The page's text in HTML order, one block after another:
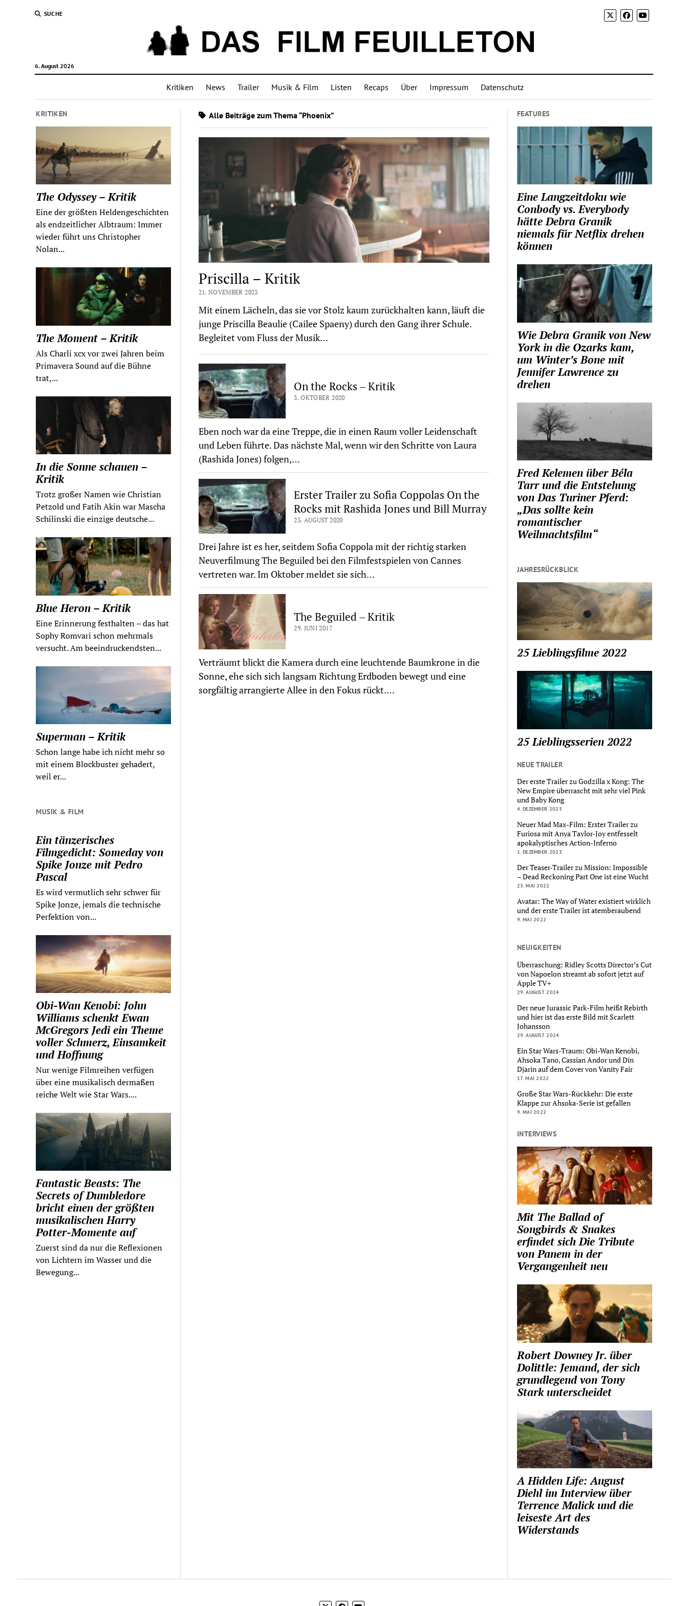
SUCHE
6. August 2026
Kritiken News Trailer Musik & Film Listen Recaps Über Impressum Datenschutz
KRITIKEN
The Odyssey – Kritik
Eine der größten Heldengeschichten
als endzeitlicher Albtraum: Immer
wieder führt uns Christopher
Nolan...
The Moment – Kritik
Als Charli xcx vor zwei Jahren beim
Primavera Sound auf die Bühne
trat,...
In die Sonne schauen –
Kritik
Trotz großer Namen wie Christian
Petzold und Fatih Akin war Mascha
Schilinski die einzige deutsche...
Blue Heron – Kritik
Eine Erinnerung festhalten – das hat
Sophy Romvari schon mehrmals
versucht. Am beeindruckendsten...
Superman – Kritik
Schon lange habe ich nicht mehr so
mit einem Blockbuster gehadert,
weil er...
MUSIK & FILM
Ein tänzerisches
Filmgedicht: Someday von
Spike Jonze mit Pedro
Pascal
Es wird vermutlich sehr schwer für
Spike Jonze, jemals die technische
Perfektion von...
Obi-Wan Kenobi: John
Williams schenkt Ewan
McGregors Jedi ein Theme
voller Schmerz, Einsamkeit
und Hoffnung
Nur wenige Filmreihen verfügen
über eine musikalisch dermaßen
reiche Welt wie Star Wars....
Fantastic Beasts: The
Secrets of Dumbledore
bricht einen der größten
musikalischen Harry
Potter-Momente auf
Zuerst sind da nur die Reflexionen
von Lichtern im Wasser und die
Bewegung...
Alle Beiträge zum Thema “Phoenix”
Priscilla – Kritik
21. NOVEMBER 2023
Mit einem Lächeln, das sie vor Stolz kaum zurückhalten kann, läuft die
junge Priscilla Beaulie (Cailee Spaeny) durch den Gang ihrer Schule.
Begleitet vom Fluss der Musik…
On the Rocks – Kritik
3. OKTOBER 2020
Eben noch war da eine Treppe, die in einen Raum voller Leidenschaft
und Leben führte. Das nächste Mal, wenn wir den Schritte von Laura
(Rashida Jones) folgen,…
Erster Trailer zu Sofia Coppolas On the
Rocks mit Rashida Jones und Bill Murray
23. AUGUST 2020
Drei Jahre ist es her, seitdem Sofia Coppola mit der richtig starken
Neuverfilmung The Beguiled bei den Filmfestspielen von Cannes
vertreten war. Im Oktober meldet sie sich…
The Beguiled – Kritik
29. JUNI 2017
Verträumt blickt die Kamera durch eine leuchtende Baumkrone in die
Sonne, ehe sich sich langsam Richtung Erdboden bewegt und eine
sorgfältig arrangierte Allee in den Fokus rückt.…
FEATURES
Eine Langzeitdoku wie
Conbody vs. Everybody
hätte Debra Granik
niemals für Netflix drehen
können
Wie Debra Granik von New
York in die Ozarks kam,
um Winter’s Bone mit
Jennifer Lawrence zu
drehen
Fred Kelemen über Béla
Tarr und die Entstehung
von Das Turiner Pferd:
„Das sollte kein
romantischer
Weihnachtsfilm“
JAHRESRÜCKBLICK
25 Lieblingsfilme 2022
25 Lieblingsserien 2022
NEUE TRAILER
Der erste Trailer zu Godzilla x Kong: The
New Empire überrascht mit sehr viel Pink
und Baby Kong
4. DEZEMBER 2023
Neuer Mad Max-Film: Erster Trailer zu
Furiosa mit Anya Taylor-Joy entfesselt
apokalyptisches Action-Inferno
1. DEZEMBER 2023
Der Teaser-Trailer zu Mission: Impossible
– Dead Reckoning Part One ist eine Wucht
23. MAI 2022
Avatar: The Way of Water existiert wirklich
und der erste Trailer ist atemberaubend
9. MAI 2022
NEUIGKEITEN
Überraschung: Ridley Scotts Director’s Cut
von Napoelon streamt ab sofort jetzt auf
Apple TV+
29. AUGUST 2024
Der neue Jurassic Park-Film heißt Rebirth
und hier ist das erste Bild mit Scarlett
Johansson
29. AUGUST 2024
Ein Star Wars-Traum: Obi-Wan Kenobi,
Ahsoka Tano, Cassian Andor und Din
Djarin auf dem Cover von Vanity Fair
17. MAI 2022
Große Star Wars-Rückkehr: Die erste
Klappe zur Ahsoka-Serie ist gefallen
9. MAI 2022
INTERVIEWS
Mit The Ballad of
Songbirds & Snakes
erfindet sich Die Tribute
von Panem in der
Vergangenheit neu
Robert Downey Jr. über
Dolittle: Jemand, der sich
grundlegend von Tony
Stark unterscheidet
A Hidden Life: August
Diehl im Interview über
Terrence Malick und die
leiseste Art des
Widerstands